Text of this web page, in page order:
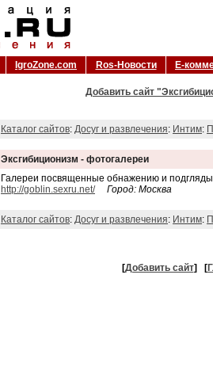
IgroZone.com Ros-Новости Е-
Добавить сайт
Каталог сайтов: Досуг и развлечения: Интим:
Эксгибиционизм - фотогалереи
Галереи посвященные обнажению и
http://goblin.sexru.net/
Город: Москва
Каталог сайтов: Досуг и развлечения: Интим:
[Добавить сайт] [